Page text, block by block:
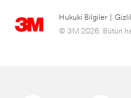
Hukuki Bilgiler
© 3M 2026. Bütün